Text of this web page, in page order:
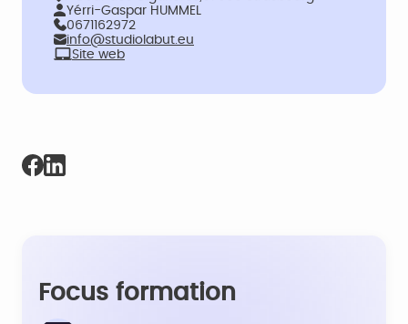
Yérri-Gaspar HUMMEL
0671162972
info@studiolabut.eu
Site web
Focus formation